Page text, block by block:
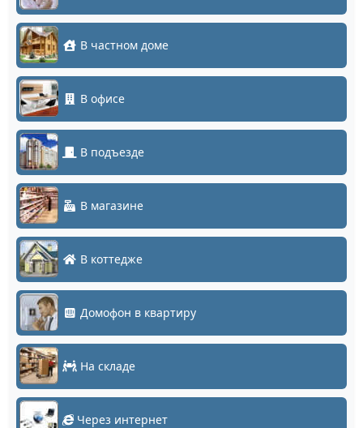
В частном доме
В офисе
В подъезде
В магазине
В коттедже
Домофон в квартиру
На складе
Через интернет